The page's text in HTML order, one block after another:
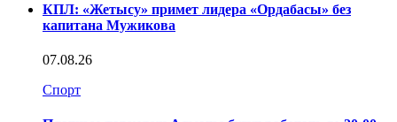
КПЛ: «Жетысу» примет лидера «Ордабасы» без
капитана Мужикова
07.08.26
Спорт